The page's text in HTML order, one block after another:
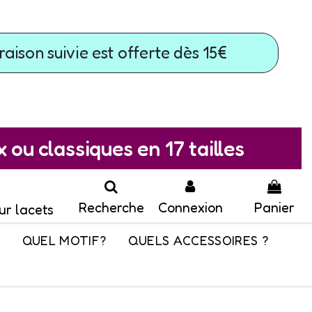
suivie est offerte dès 15€
classiques en 17 tailles
lacets Recherche Connexion Panier
QUEL MOTIF? QUELS ACCESSOIRES ?